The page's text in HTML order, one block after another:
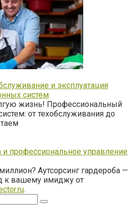
и эксплуатация
систем
жизнь! Профессиональный
от техобслуживания до
и профессиональное управление
Аутсорсинг гардероба —
к вашему имиджу от
.